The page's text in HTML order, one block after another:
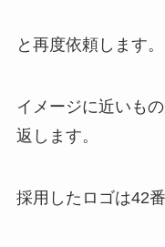
と再度依頼します。
イメージに近いも
返します。
採用したロゴは42